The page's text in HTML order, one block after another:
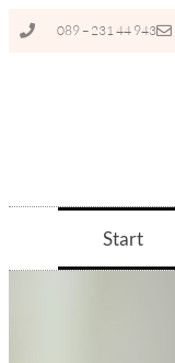
089 – 231 44 943
Start